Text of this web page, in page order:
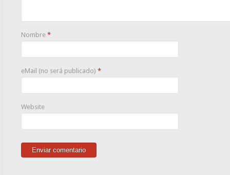
Nombre *
eMail (no será publicado) *
Website